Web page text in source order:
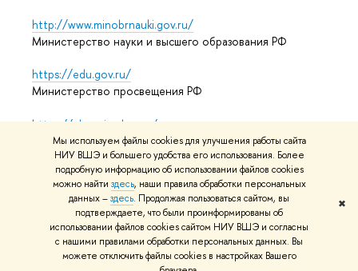
Мы используем файлы cookies для улучшения работы сайта
НИУ ВШЭ и большего удобства его использования. Более
подробную информацию об использовании файлов cookies
можно найти здесь, наши правила обработки персональных
данных –здесь. Продолжая пользоваться сайтом, вы
подтверждаете, что были проинформированы об
использовании файлов cookies сайтом НИУ ВШЭ и согласны
с нашими правилами обработки персональных данных. Вы
можете отключить файлы cookies в настройках Вашего
✖
http://www.minobrnauki.gov.ru/
Министерство науки и высшего образования РФ
https://edu.gov.ru/
Министерство просвещения РФ
https://elearning.hse.ru/mooc
Массовые открытые онлайн-курсы
© НИУ ВШЭ 1993–2026 Адреса и контактыУсловия
использования материаловПолитика конфиденциальности
Карта сайта
Редактору